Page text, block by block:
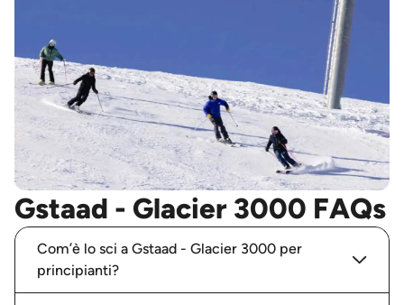
Gstaad - Glacier 3000 FAQs
Com’è lo sci a Gstaad - Glacier 3000 per
principianti?